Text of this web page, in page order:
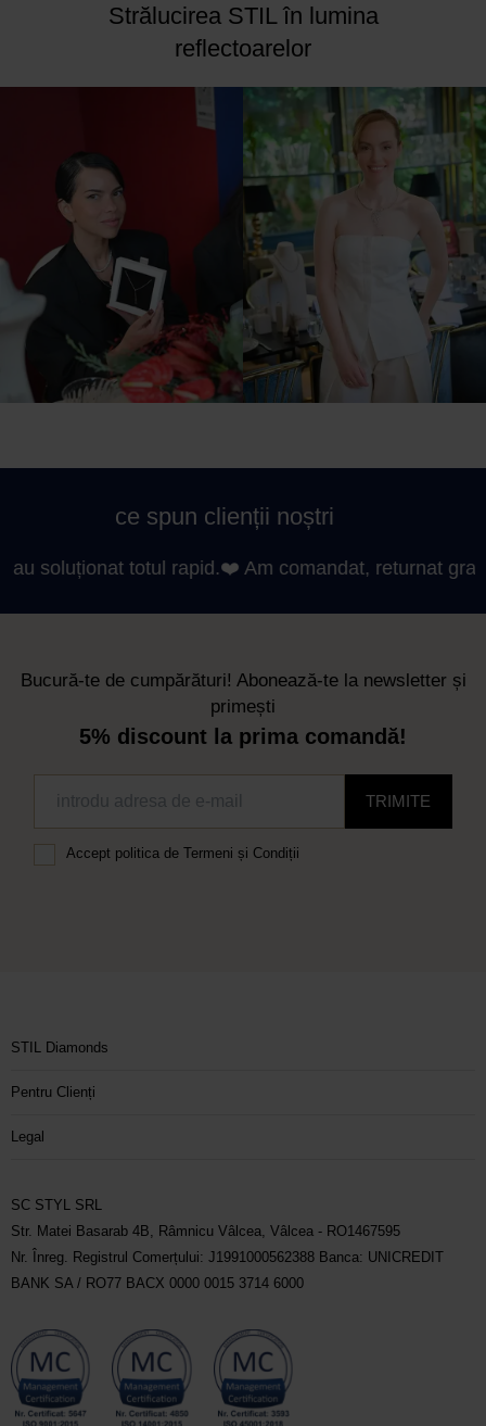
Strălucirea STIL în lumina
reflectoarelor
ce spun clienții noștri
totul rapid.❤️ Am comandat, returnat gratuit
Bucură-te de cumpărături! Abonează-te la newsletter și
primești
5% discount la prima comandă!
TRIMITE
Accept politica de Termeni și Condiții
SC STYL SRL
Str. Matei Basarab 4B, Râmnicu Vâlcea, Vâlcea - RO1467595
Nr. Înreg. Registrul Comerțului: J1991000562388 Banca: UNICREDIT
BANK SA / RO77 BACX 0000 0015 3714 6000
STIL Diamonds
Pentru Clienți
Legal